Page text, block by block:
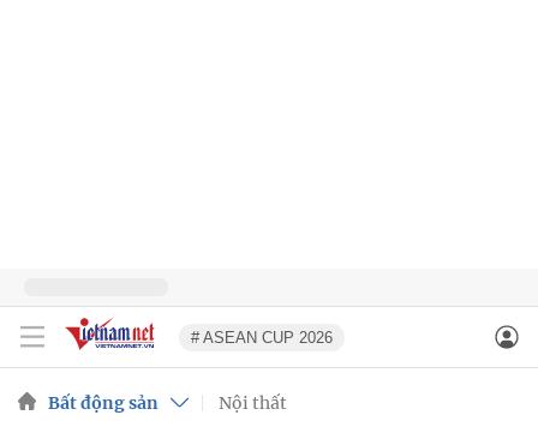
# ASEAN CUP 2026
Bất động sản Nội thất